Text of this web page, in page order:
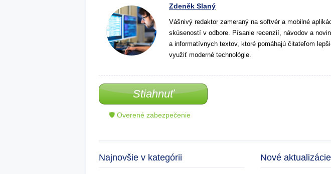
Zdeněk Slaný
Vášnivý redaktor zameraný na softvér a mobilné
skúseností v odbore. Písanie recenzií, návodov a
a informatívnych textov, ktoré pomáhajú čitateľom
využiť moderné technológie.
Stiahnuť
🛡 Overené zabezpečenie
Najnovšie v kategórii Nové aktualizácie